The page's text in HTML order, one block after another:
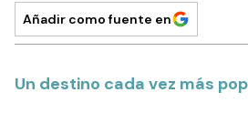
Añadir como fuente en
Un destino cada vez más